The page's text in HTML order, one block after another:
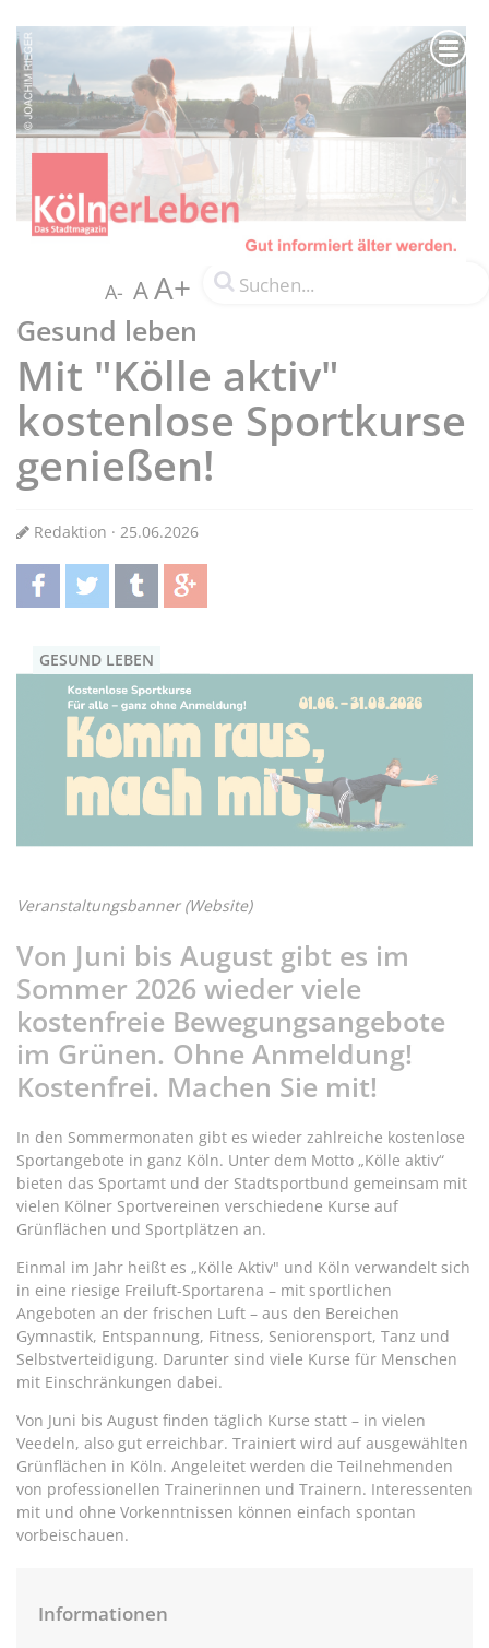
A- AA+
Gesund leben
Mit "Kölle aktiv"
kostenlose Sportkurse
genießen!
Redaktion · 25.06.2026
GESUND LEBEN
Veranstaltungsbanner (Website)
Von Juni bis August gibt es im
Sommer 2026 wieder viele
kostenfreie Bewegungsangebote
im Grünen. Ohne Anmeldung!
Kostenfrei. Machen Sie mit!
In den Sommermonaten gibt es wieder zahlreiche kostenlose
Sportangebote in ganz Köln. Unter dem Motto „Kölle aktiv“
bieten das Sportamt und der Stadtsportbund gemeinsam mit
vielen Kölner Sportvereinen verschiedene Kurse auf
Grünflächen und Sportplätzen an.
Einmal im Jahr heißt es „Kölle Aktiv" und Köln verwandelt sich
in eine riesige Freiluft-Sportarena – mit sportlichen
Angeboten an der frischen Luft – aus den Bereichen
Gymnastik, Entspannung, Fitness, Seniorensport, Tanz und
Selbstverteidigung. Darunter sind viele Kurse für Menschen
mit Einschränkungen dabei.
Von Juni bis August finden täglich Kurse statt – in vielen
Veedeln, also gut erreichbar. Trainiert wird auf ausgewählten
Grünflächen in Köln. Angeleitet werden die Teilnehmenden
von professionellen Trainerinnen und Trainern. Interessenten
mit und ohne Vorkenntnissen können einfach spontan
vorbeischauen.
Informationen